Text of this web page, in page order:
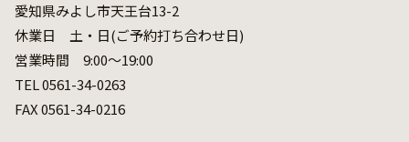
愛知県みよし市天王台13-2
休業日 土・日(ご予約打ち合わせ日)
営業時間 9:00～19:00
TEL 0561-34-0263
FAX 0561-34-0216